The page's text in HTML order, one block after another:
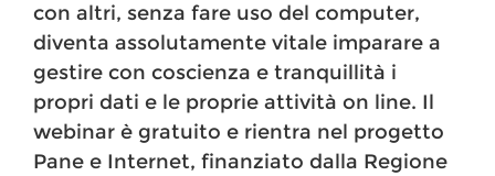
con altri, senza fare uso del computer,
diventa assolutamente vitale imparare a
gestire con coscienza e tranquillità i
propri dati e le proprie attività on line. Il
webinar è gratuito e rientra nel progetto
Pane e Internet, finanziato dalla Regione